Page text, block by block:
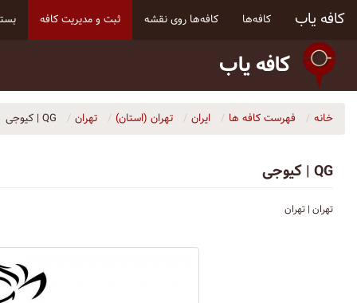
کافه یاب کافه‌ها کافه‌ها روی نقشه ثبت و مدیریت کافه
کافه یاب
خانه فهرست کافه ها ایران تهران (استان) تهران QG | کیوجی
QG | کیوجی
تهران | تهران